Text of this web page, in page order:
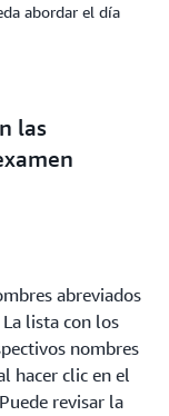
abordar el día
las
abreviados
lista con los
nombres
hacer clic en el
revisar la